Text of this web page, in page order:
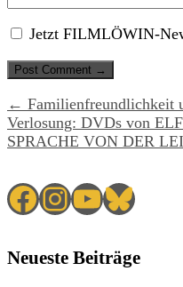
Jetzt FILMLÖWIN-
← Familienfreundlichkeit
Verlosung: DVDs von
SPRACHE VON DER
Facebook
Instagram
YouTube
Neueste Beiträge